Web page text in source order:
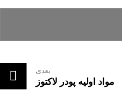
بعدی
مواد اولیه پودر لاکتوز